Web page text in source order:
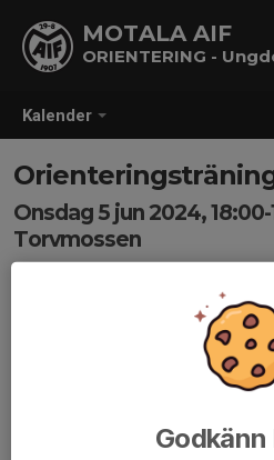
Kalender
MOTALA AIF
ORIENTERING -
Onsdag 5 jun 2024, 18:00-
Torvmossen
På onsdag kör vi sprintträning
Samling kl. 18:00, länk till